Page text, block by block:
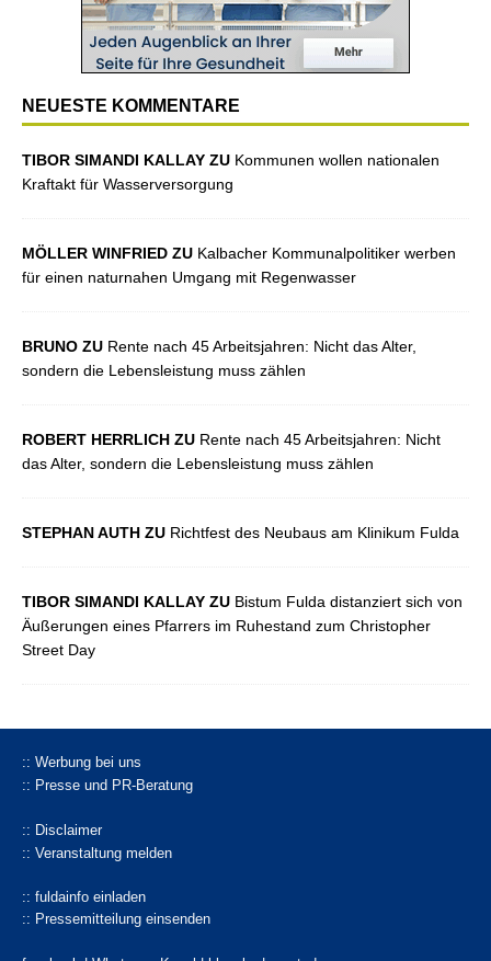
NEUESTE KOMMENTARE
TIBOR SIMANDI KALLAY ZU Kommunen wollen nationalen
Kraftakt für Wasserversorgung
MÖLLER WINFRIED ZU Kalbacher Kommunalpolitiker werben
für einen naturnahen Umgang mit Regenwasser
BRUNO ZU Rente nach 45 Arbeitsjahren: Nicht das Alter,
sondern die Lebensleistung muss zählen
ROBERT HERRLICH ZU Rente nach 45 Arbeitsjahren: Nicht
das Alter, sondern die Lebensleistung muss zählen
STEPHAN AUTH ZU Richtfest des Neubaus am Klinikum Fulda
TIBOR SIMANDI KALLAY ZU Bistum Fulda distanziert sich von
Äußerungen eines Pfarrers im Ruhestand zum Christopher
Street Day
:: Werbung bei uns
:: Presse und PR-Beratung
:: Disclaimer
:: Veranstaltung melden
:: fuldainfo einladen
:: Pressemitteilung einsenden